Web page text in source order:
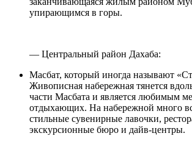
упирающимся в горы.
— Центральный район Дахаба:
Масбат, который иногда называют
Живописная набережная тянется
части Масбата и является любимым
отдыхающих. На набережной много
стильные сувенирные лавочки,
экскурсионные бюро и дайв-центры.